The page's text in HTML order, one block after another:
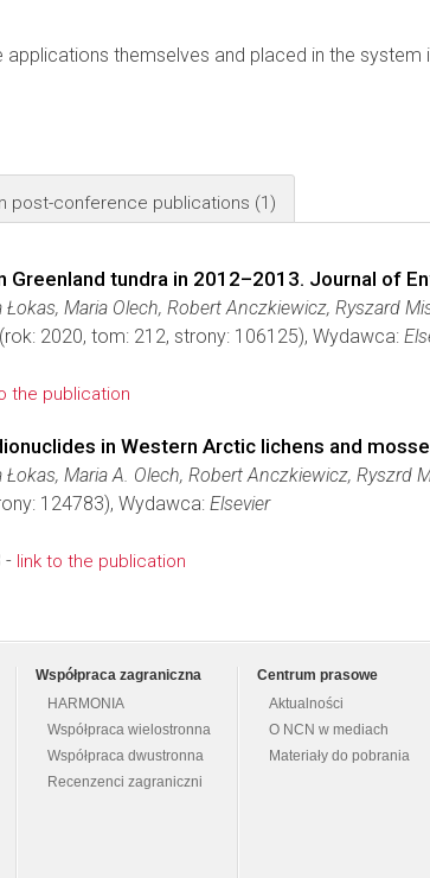
themselves and placed in the system
post-conference publications (1)
tundra in 2012–2013. Journal of
Maria Olech, Robert Anczkiewicz, Ryszard
2020, tom: 212, strony: 106125), Wydawca:
the publication
in Western Arctic lichens and
Maria A. Olech, Robert Anczkiewicz, Ryszrd
124783), Wydawca: Elsevier
- link to the publication
Współpraca zagraniczna
HARMONIA
Współpraca wielostronna
Współpraca dwustronna
Recenzenci zagraniczni
Centrum prasowe
Aktualności
O NCN w mediach
Materiały do pobrania